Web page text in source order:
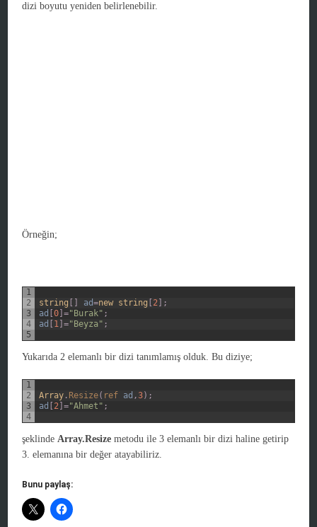
dizi boyutu yeniden belirlenebilir.
Örneğin;
1
2
3
4
5
string ad=new string 2
;
ad
[0 ]="Burak" ;
ad
1 ]="Beyza" ;
Yukarıda 2 elemanlı bir dizi tanımlamış olduk. Bu diziye;
1
2
3
4
Array . Resize( ref ad ,3) ;
ad
2 ]="Ahmet" ;
şeklindeArray.Resize metodu ile 3 elemanlı bir dizi haline getirip
3. elemanına bir değer atayabiliriz.
Bunu paylaş: